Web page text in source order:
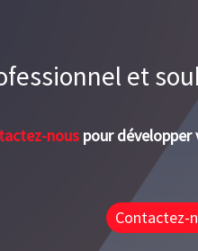
et
nous pour
Contactez-